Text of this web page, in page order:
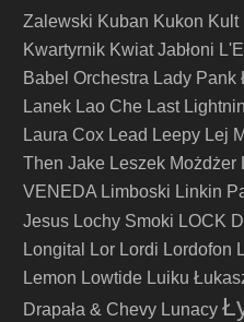
Zalewski Kuban Kukon Kult
Kwartyrnik Kwiat Jabłoni
Babel Orchestra Lady Pank
Lanek Lao Che Last
Laura Cox Lead Leepy Lej
Then Jake Leszek Możdżer
VENEDA Limboski Linkin
Jesus Lochy Smoki LOCK
Longital Lor Lordi Lordofon
Lemon Lowtide Luiku
Drapała & Chevy Lunacy